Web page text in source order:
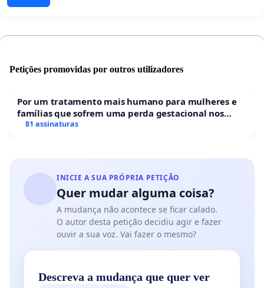
Petições promovidas por outros utilizadores
Por um tratamento mais humano para mulheres e
famílias que sofrem uma perda gestacional nos
hospitais portugueses
81 assinaturas
INICIE A SUA PRÓPRIA PETIÇÃO
Quer mudar alguma coisa?
A mudança não acontece se ficar calado.
O autor desta petição decidiu agir e fazer
ouvir a sua voz. Vai fazer o mesmo?
Descreva a mudança que quer ver